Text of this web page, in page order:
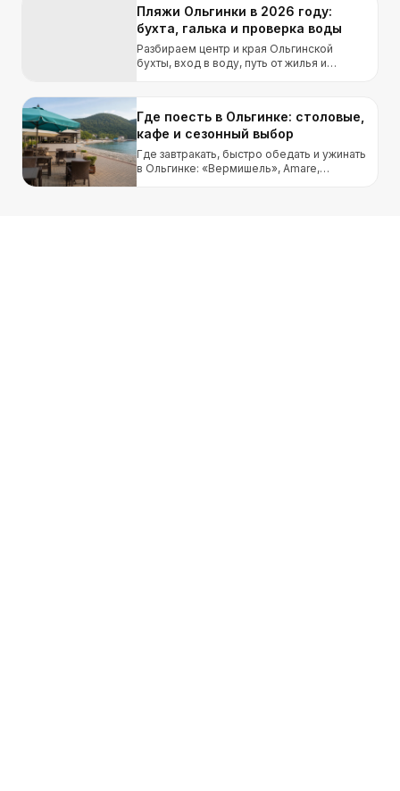
Пляжи Ольгинки в 2026 году:
бухта, галька и проверка воды
Разбираем центр и края Ольгинской
бухты, вход в воду, путь от жилья и
Где поесть в Ольгинке: столовые,
кафе и сезонный выбор
Где завтракать, быстро обедать и ужинать
в Ольгинке: «Вермишель», Amare,